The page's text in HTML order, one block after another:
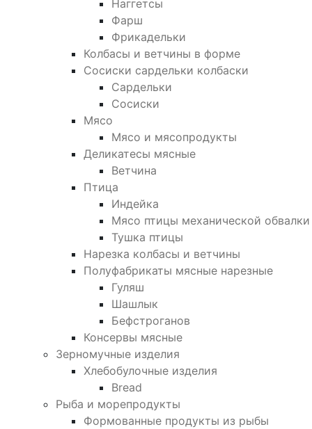
Наггетсы
Фарш
Фрикадельки
Колбасы и ветчины в форме
Сосиски сардельки колбаски
Сардельки
Сосиски
Мясо
Мясо и мясопродукты
Деликатесы мясные
Ветчина
Птица
Индейка
Мясо птицы механической обвалки
Тушка птицы
Нарезка колбасы и ветчины
Полуфабрикаты мясные нарезные
Гуляш
Шашлык
Бефстроганов
Консервы мясные
Зерномучные изделия
Хлебобулочные изделия
Bread
Рыба и морепродукты
Формованные продукты из рыбы